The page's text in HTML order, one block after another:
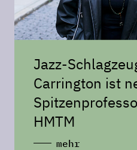
Jazz-
Carrington ist
HMTM
mehr